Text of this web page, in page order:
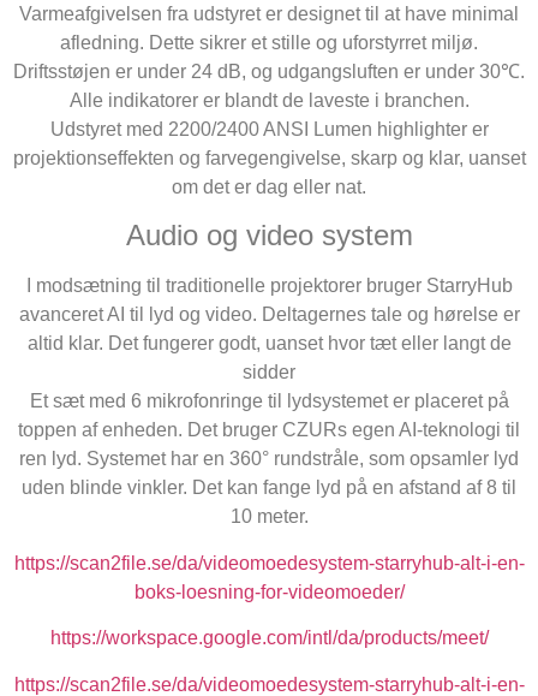
Varmeafgivelsen fra udstyret er designet til at have minimal
afledning. Dette sikrer et stille og uforstyrret miljø.
Driftsstøjen er under 24 dB, og udgangsluften er under 30℃.
Alle indikatorer er blandt de laveste i branchen.
Udstyret med 2200/2400 ANSI Lumen highlighter er
projektionseffekten og farvegengivelse, skarp og klar, uanset
om det er dag eller nat.
Audio og video system
I modsætning til traditionelle projektorer bruger StarryHub
avanceret AI til lyd og video. Deltagernes tale og hørelse er
altid klar. Det fungerer godt, uanset hvor tæt eller langt de
sidder
Et sæt med 6 mikrofonringe til lydsystemet er placeret på
toppen af enheden. Det bruger CZURs egen AI-teknologi til
ren lyd. Systemet har en 360° rundstråle, som opsamler lyd
uden blinde vinkler. Det kan fange lyd på en afstand af 8 til
10 meter.
https://scan2file.se/da/videomoedesystem-starryhub-alt-i-en-
boks-loesning-for-videomoeder/
https://workspace.google.com/intl/da/products/meet/
https://scan2file.se/da/videomoedesystem-starryhub-alt-i-en-